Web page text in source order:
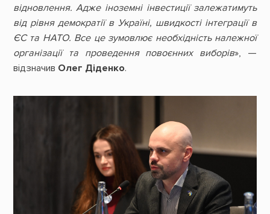
відновлення. Адже іноземні інвестиції залежатимуть
від рівня демократії в Україні, швидкості інтеграції в
ЄС та НАТО. Все це зумовлює необхідність належної
організації та проведення повоєнних виборів», —
відзначив Олег Діденко.